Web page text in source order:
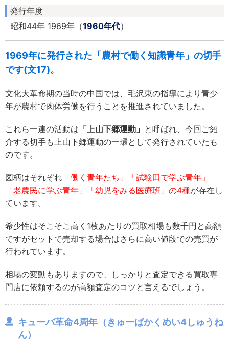
発行年度
昭和44年 1969年（1960年代）
1969年に発行された「農村で働く知識青年」の切手
です(文17)。
文化大革命期の当時の中国では、毛沢東の指導により青少
年が農村で肉体労働を行うことを推進されていました。
これら一連の活動は 「上山下郷運動」 と呼ばれ、今回ご紹
介する切手も上山下郷運動の一環として発行されていたも
のです。
図柄はそれぞれ 「働く青年たち」「試験田で学ぶ青年」
「老農民に学ぶ青年」「幼児をみる医療班」の4種が存在し
ています。
希少性はそこそこ高く1枚あたりの買取相場も数千円と高額
ですがセットで売却する場合はさらに高い値段での売買が
行われています。
相場の変動もありますので、しっかりと査定できる買取専
門店に依頼するのが高額査定のコツと言えるでしょう。
キューバ革命4周年（きゅーばかくめい4しゅうね
ん）